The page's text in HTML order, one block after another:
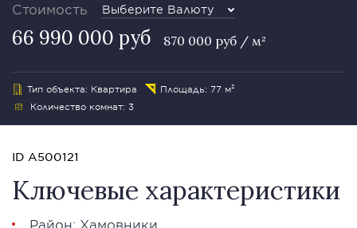
Стоимость Выберите Валюту
66 990 000 руб 870 000 руб / м²
Тип объекта: Квартира
Площадь: 77 м²
Количество комнат: 3
ID A500121
Ключевые характеристики
Район: Хамовники